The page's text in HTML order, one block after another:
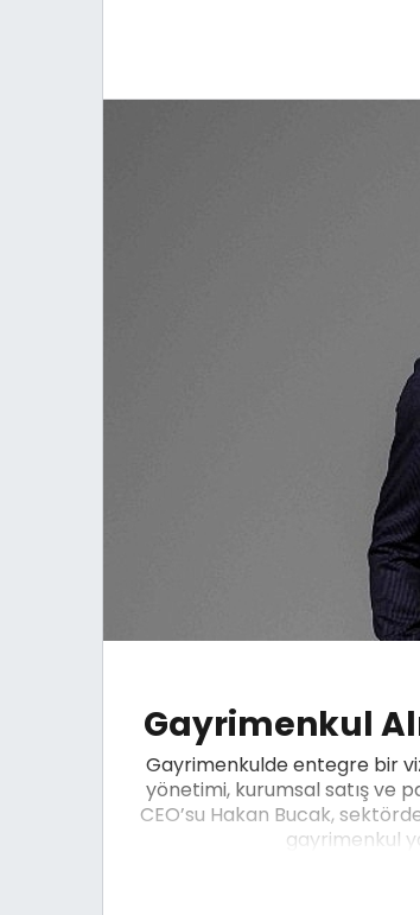
Gayrimenkul
Gayrimenkulde entegre bir
yönetimi, kurumsal satış ve
CEO’su Hakan Bucak,
gayrimenkul